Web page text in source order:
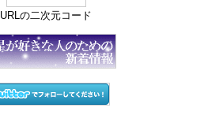
URLの二次元コード